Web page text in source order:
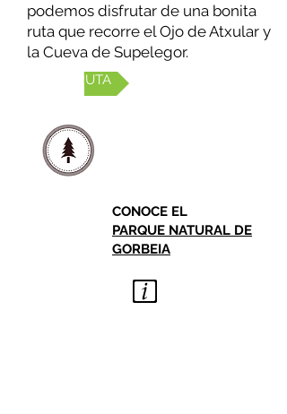
podemos disfrutar de una bonita
ruta que recorre el Ojo de Atxular y
la Cueva de Supelegor.
VER RUTA
CONOCE EL
PARQUE NATURAL DE
GORBEIA